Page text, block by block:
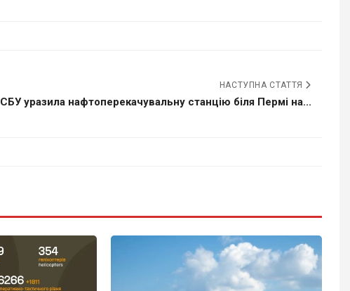
НАСТУПНА СТАТТЯ
СБУ уразила нафтоперекачувальну станцію біля Пермі на...